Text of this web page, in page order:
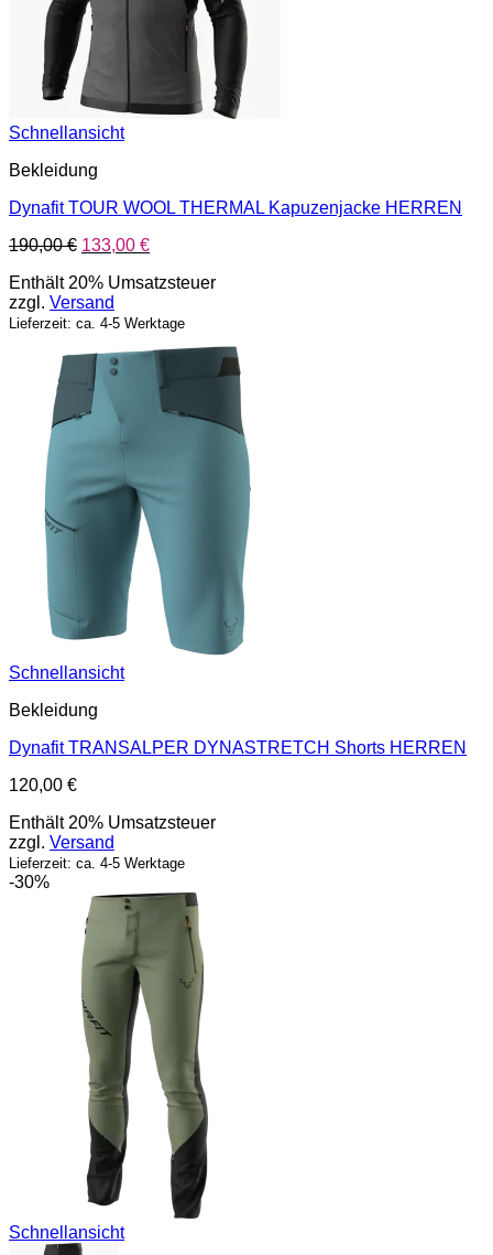
Schnellansicht
Bekleidung
Dynafit TOUR WOOL THERMAL Kapuzenjacke HERREN
190,00€ Ursprünglicher
war:
190,00 €
133,00 €Aktueller
ist:
Enthält 20% Umsatzsteuer
zzgl. Versand
Lieferzeit: ca. 4-5 Werktage
Schnellansicht
Bekleidung
Dynafit TRANSALPER DYNASTRETCH Shorts HERREN
120,00 €
Enthält 20% Umsatzsteuer
zzgl. Versand
Lieferzeit: ca. 4-5 Werktage
-30%
Schnellansicht